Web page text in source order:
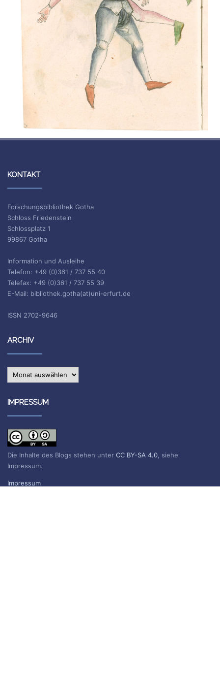
KONTAKT
Forschungsbibliothek Gotha
Schloss Friedenstein
Schlossplatz 1
99867 Gotha
Information und Ausleihe
Telefon: +49 (0)361 / 737 55 40
Telefax: +49 (0)361 / 737 55 39
E-Mail: bibliothek.gotha(at)uni-erfurt.de
ISSN 2702-9646
ARCHIV
Archiv
IMPRESSUM
Die Inhalte des Blogs stehen unter CC BY-SA 4.0 , siehe
Impressum.
Impressum